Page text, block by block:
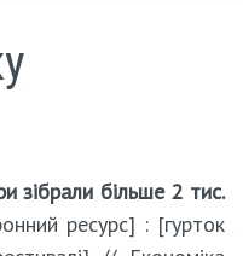
зібрали більше 2 тис.
ресурс] : [гурток